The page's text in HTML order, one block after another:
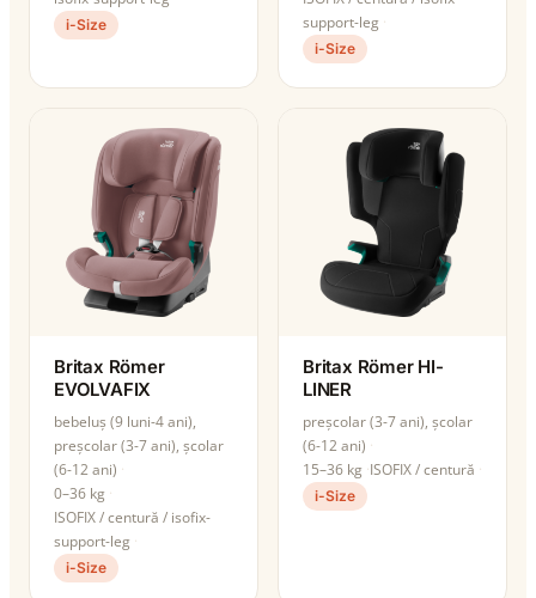
i-Size
support-leg
i-Size
Britax Römer
EVOLVAFIX
bebeluș (9 luni-4 ani),
preșcolar (3-7 ani), școlar
(6-12 ani)
0–36 kg
ISOFIX / centură / isofix-
support-leg
i-Size
Britax Römer HI-
LINER
preșcolar (3-7 ani), școlar
(6-12 ani)
15–36 kg ISOFIX / centură
i-Size